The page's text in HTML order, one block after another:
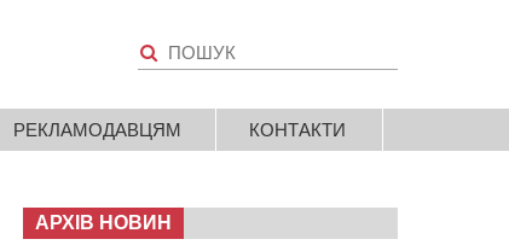
РЕКЛАМОДАВЦЯМ КОНТАКТИ
АРХІВ НОВИН